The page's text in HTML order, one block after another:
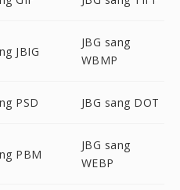
JBIG
JBG sang
WBMP
PSD JBG sang DOT
PBM
JBG sang
WEBP